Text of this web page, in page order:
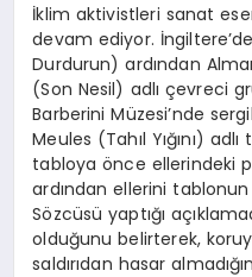
İklim aktivistleri sanat
devam ediyor.
Durdurun) ardından
(Son Nesil) adlı çevreci
Barberini Müzesi’nde
Meules (Tahıl Yığını)
tabloya önce ellerindeki
ardından ellerini tablonun
Sözcüsü yaptığı
olduğunu belirterek,
saldırıdan hasar